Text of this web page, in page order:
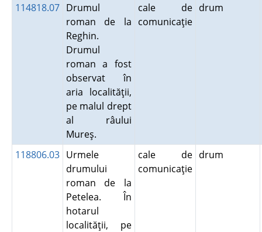
114818.07 Drumul
roman de la
Reghin.
Drumul
roman a fost
observat în
aria localităţii,
pe malul drept
al râului
Mureş.
cale de
comunicaţie
drum
118806.03 Urmele
drumului
roman de la
Petelea. În
hotarul
localităţii, pe
cale de
comunicaţie
drum